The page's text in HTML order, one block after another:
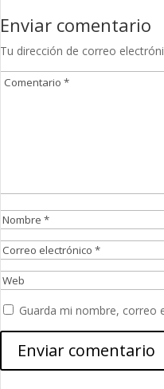
Enviar comentario
Tu dirección de correo
Guarda mi nombre, correo